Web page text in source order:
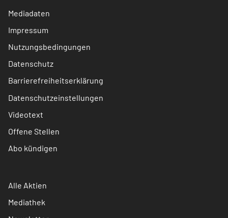
Mediadaten
Impressum
Nutzungsbedingungen
Datenschutz
Barrierefreiheitserklärung
Datenschutzeinstellungen
Videotext
Offene Stellen
Abo kündigen
Alle Aktien
Mediathek